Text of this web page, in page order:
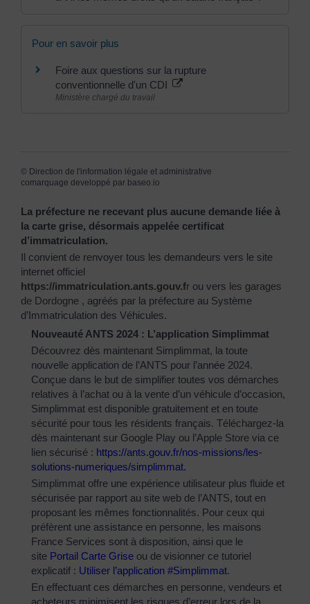
Pour en savoir plus
Foire aux questions sur la rupture
conventionnelle d'un CDI
Ministère chargé du travail
© Direction de l'information légale et administrative
comarquage developpé par baseo.io
La préfecture ne recevant plus aucune demande liée à
la carte grise, désormais appelée certificat
d’immatriculation.
Il convient de renvoyer tous les demandeurs vers le site
internet officiel
https://immatriculation.ants.gouv.fr ou vers les garages
de Dordogne , agréés par la préfecture au Système
d’Immatriculation des Véhicules.
Nouveauté ANTS 2024 : L’application Simplimmat
Découvrez dès maintenant Simplimmat, la toute
nouvelle application de l’ANTS pour l’année 2024.
Conçue dans le but de simplifier toutes vos démarches
relatives à l’achat ou à la vente d’un véhicule d’occasion,
Simplimmat est disponible gratuitement et en toute
sécurité pour tous les résidents français. Téléchargez-la
dès maintenant sur Google Play ou l’Apple Store via ce
lien sécurisé : https://ants.gouv.fr/nos-missions/les-
solutions-numeriques/simplimmat.
Simplimmat offre une expérience utilisateur plus fluide et
sécurisée par rapport au site web de l’ANTS, tout en
proposant les mêmes fonctionnalités. Pour ceux qui
préfèrent une assistance en personne, les maisons
France Services sont à disposition, ainsi que le
site Portail Carte Grise ou de visionner ce tutoriel
explicatif : Utiliser l’application #Simplimmat.
En effectuant ces démarches en personne, vendeurs et
acheteurs minimisent les risques d’erreur lors de la